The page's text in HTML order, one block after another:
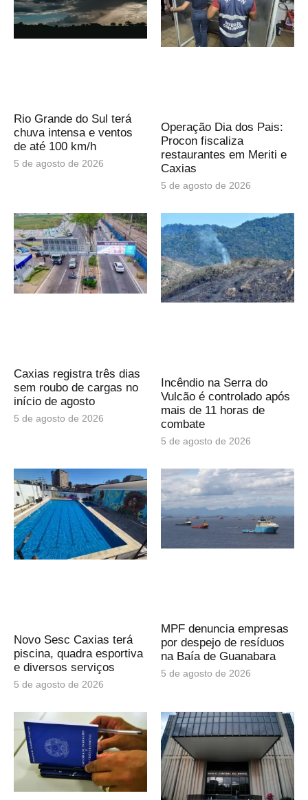
Rio Grande do Sul terá
chuva intensa e ventos
de até 100 km/h
5 de agosto de 2026
Operação Dia dos Pais:
Procon fiscaliza
restaurantes em Meriti e
Caxias
5 de agosto de 2026
Caxias registra três dias
sem roubo de cargas no
início de agosto
5 de agosto de 2026
Incêndio na Serra do
Vulcão é controlado após
mais de 11 horas de
combate
5 de agosto de 2026
Novo Sesc Caxias terá
piscina, quadra esportiva
e diversos serviços
5 de agosto de 2026
MPF denuncia empresas
por despejo de resíduos
na Baía de Guanabara
5 de agosto de 2026